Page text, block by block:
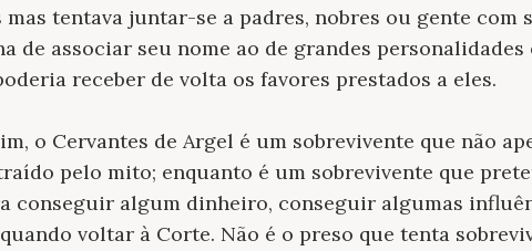
mas tentava juntar-se a padres, nobres ou gente com
de associar seu nome ao de grandes personalidades
receber de volta os favores prestados a eles.
o Cervantes de Argel é um sobrevivente que não
pelo mito; enquanto é um sobrevivente que
conseguir algum dinheiro, conseguir algumas
voltar à Corte. Não é o preso que tenta